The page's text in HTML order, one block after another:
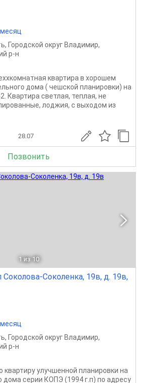
, Городской округ Владимир,
р-н
квартиpа в хорошем
дома ( чешской планировки) на
Квартира светлая, теплая, не
лoджия, c выxодoм из
28.07
Позвонить
1 из 10
Соколова-Соколенка, 19в, д. 19в,
, Городской округ Владимир,
р-н
улучшенной планировки на
дома серии КОПЭ (1994 г.п) по адресу